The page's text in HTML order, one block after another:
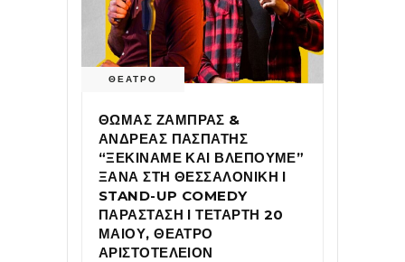
ΘΕΑΤΡΟ
ΘΩΜΑΣ ΖΑΜΠΡΑΣ &
ΑΝΔΡΕΑΣ ΠΑΣΠΑΤΗΣ
“ΞΕΚΙΝΑΜΕ ΚΑΙ ΒΛΕΠΟΥΜΕ”
ΞΑΝΑ ΣΤΗ ΘΕΣΣΑΛΟΝΙΚΗ Ι
STAND-UP COMEDY
ΠΑΡΑΣΤΑΣΗ Ι ΤΕΤΑΡΤΗ 20
ΜΑΙΟΥ, ΘΕΑΤΡΟ
ΑΡΙΣΤΟΤΕΛΕΙΟΝ